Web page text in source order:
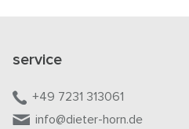
service
+49 7231 313061
info@dieter-horn.de